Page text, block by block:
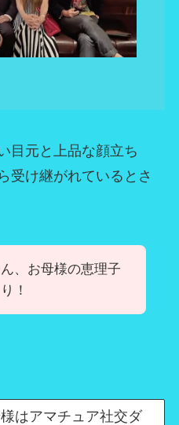
目元と上品な顔立ち
受け継がれているとさ
、お母様の恵理子
！
はアマチュア社交ダ